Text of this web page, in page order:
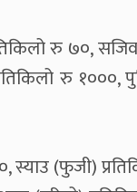
रु ७०,
रु १०००,
(फुजी)